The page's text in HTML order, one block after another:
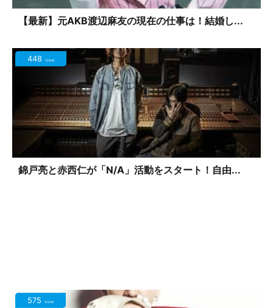
【最新】元AKB渡辺麻友の現在の仕事は！結婚し...
448 view
錦戸亮と赤西仁が「N/A」活動をスタート！自由...
575 view